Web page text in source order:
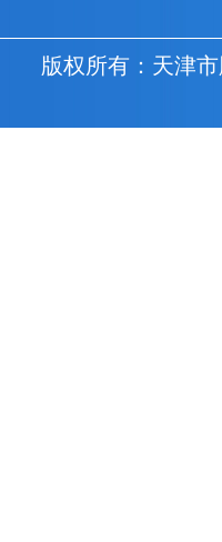
版权所有：天津